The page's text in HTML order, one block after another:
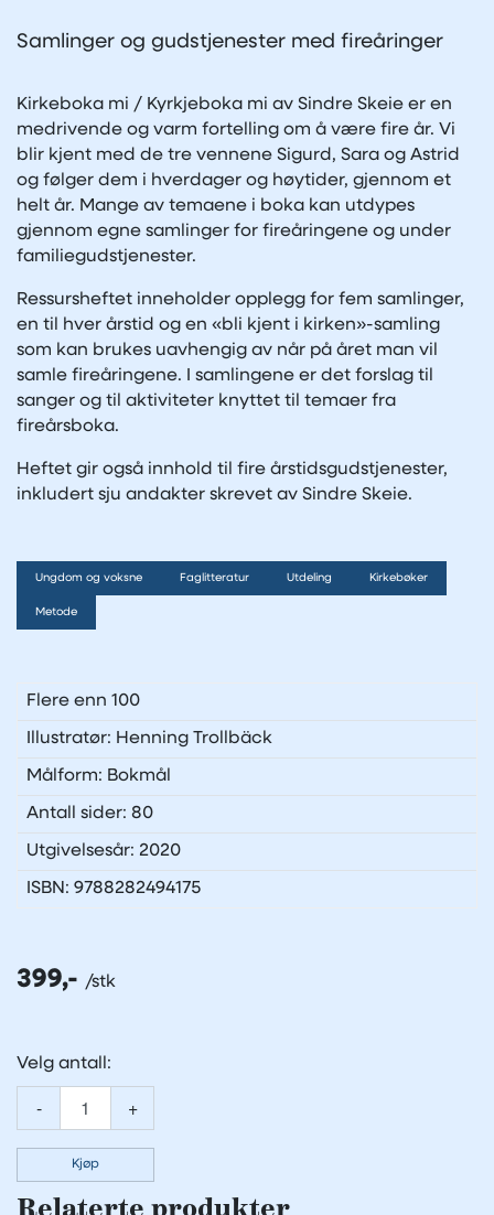
Samlinger og gudstjenester med fireåringer
Kirkeboka mi / Kyrkjeboka mi av Sindre Skeie er en
medrivende og varm fortelling om å være fire år. Vi
blir kjent med de tre vennene Sigurd, Sara og Astrid
og følger dem i hverdager og høytider, gjennom et
helt år. Mange av temaene i boka kan utdypes
gjennom egne samlinger for fireåringene og under
familiegudstjenester.
Ressursheftet inneholder opplegg for fem samlinger,
en til hver årstid og en «bli kjent i kirken»-samling
som kan brukes uavhengig av når på året man vil
samle fireåringene. I samlingene er det forslag til
sanger og til aktiviteter knyttet til temaer fra
fireårsboka.
Heftet gir også innhold til fire årstidsgudstjenester,
inkludert sju andakter skrevet av Sindre Skeie.
Ungdom og voksne Faglitteratur Utdeling Kirkebøker
Metode
Flere enn 100
Illustratør: Henning Trollbäck
Målform: Bokmål
Antall sider: 80
Utgivelsesår: 2020
ISBN: 9788282494175
399,-
Velg antall:
- +
Kjøp
Relaterte produkter